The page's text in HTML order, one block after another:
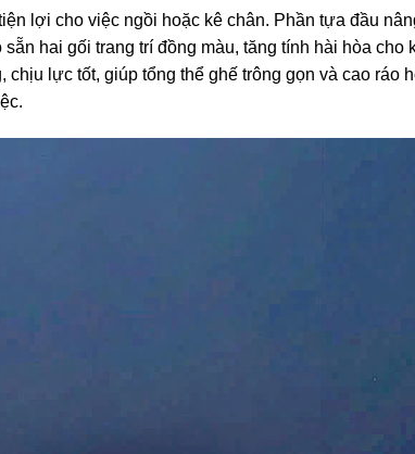
lợi cho việc ngồi hoặc kê chân. Phần tựa đầu
hai gối trang trí đồng màu, tăng tính hài hòa cho
lực tốt, giúp tổng thể ghế trông gọn và cao ráo